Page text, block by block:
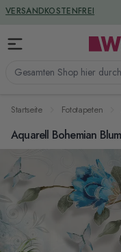
Zum Inhalt springen
Gesamten Shop hier
VERSANDKOSTENFREI
GREENGUARD ZERTIFIZIERT
Startseite Fototapeten
Aquarell Bohemian